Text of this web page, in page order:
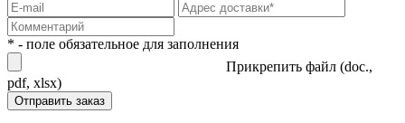
* - поле обязательное для заполнения
Прикрепить файл (doc.,
pdf, xlsx)